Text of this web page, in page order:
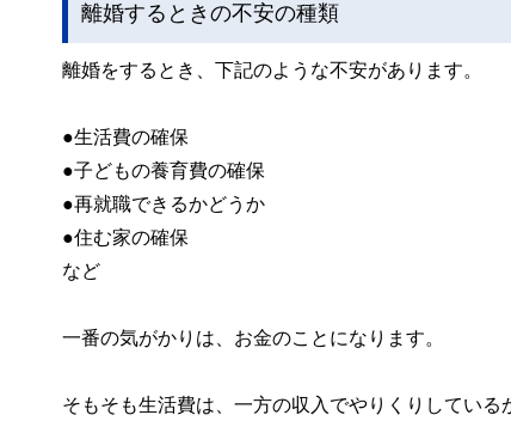
離婚するときの不安の種類
離婚をするとき、下記のような不安があります。
●生活費の確保
●子どもの養育費の確保
●再就職できるかどうか
●住む家の確保
など
一番の気がかりは、お金のことになります。
そもそも生活費は、一方の収入でやりくりしてい